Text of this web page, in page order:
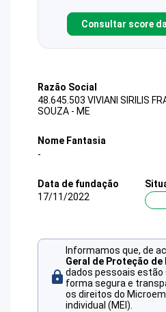
Consultar score
Razão Social
48.645.503 VIVIANI SIRILIS
SOUZA - ME
Nome Fantasia
-
Data de fundação
17/11/2022
Informamos que, de
Geral de Proteção de
dados pessoais
forma segura e
os direitos do
individual (MEI).